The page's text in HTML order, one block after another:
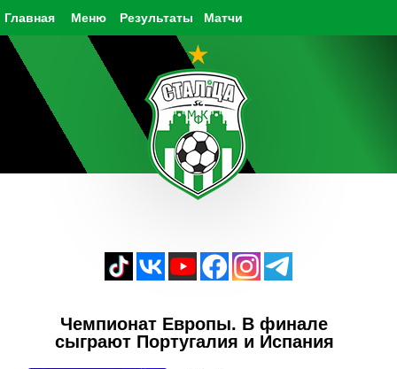
Главная Результаты Матчи
Меню
Чемпионат Европы. В финале
сыграют Португалия и Испания